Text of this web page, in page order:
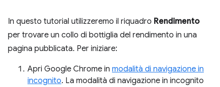
In questo tutorial utilizzeremo il riquadro Rendimento
per trovare un collo di bottiglia del rendimento in una
pagina pubblicata. Per iniziare:
Apri Google Chrome in modalità di navigazione in
incognito. La modalità di navigazione in incognito